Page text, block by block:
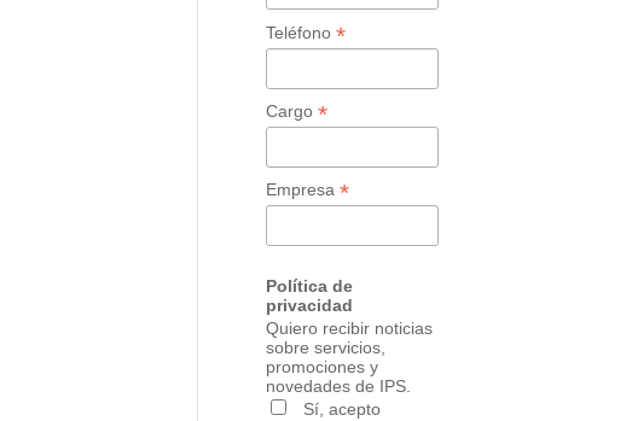
Teléfono *
Cargo *
Empresa *
Política de
privacidad
Quiero recibir noticias
sobre servicios,
promociones y
novedades de IPS.
Sí, acepto